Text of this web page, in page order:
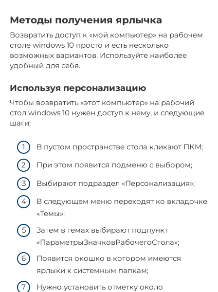
Методы получения ярлычка
Возвратить доступ к «мой компьютер» на рабочем
столе windows 10 просто и есть несколько
возможных вариантов. Используйте наиболее
удобный для себя.
Используя персонализацию
Чтобы возвратить «этот компьютер» на рабочий
стол windows 10 нужен доступ к нему, и следующие
шаги:
В пустом пространстве стола кликают ПКМ;
При этом появится подменю с выбором;
Выбирают подраздел «Персонализация»;
В следующем меню переходят ко вкладочке
«Темы»;
Затем в темах выбирают подпункт
«ПараметрыЗначковРабочегоСтола»;
Появится окошко в котором имеются
ярлыки к системным папкам;
Нужно установить отметку около